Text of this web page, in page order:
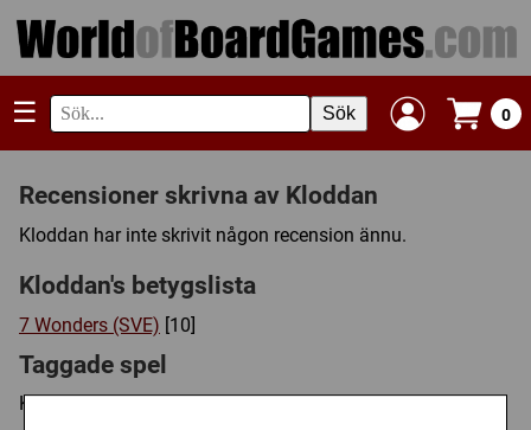
☰ Sök 0
Recensioner skrivna av Kloddan
Kloddan har inte skrivit någon recension ännu.
Kloddan's betygslista
7 Wonders (SVE) [10]
Taggade spel
Kloddan har inte satt några taggar än.